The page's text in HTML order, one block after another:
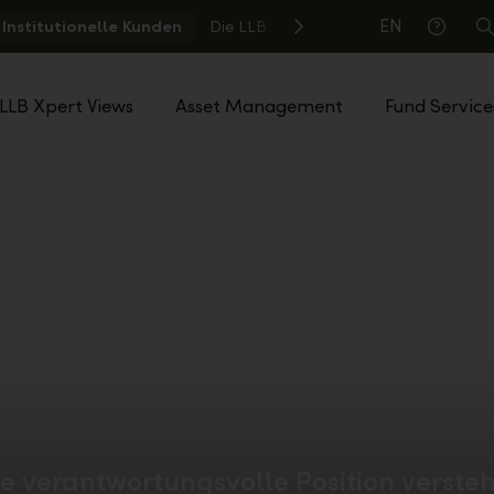
Institutionelle Kunden Die LLB
EN
Hilfe
LLB Xpert Views Asset Management Fund